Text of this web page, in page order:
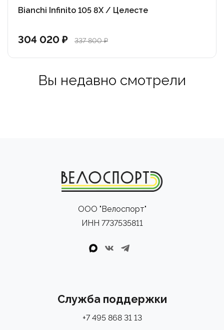
Bianchi Infinito 105 8X / Целесте
304 020 ₽ 337 800 ₽
Вы недавно смотрели
ООО "Велоспорт"
ИНН 7737535811
Служба поддержки
+7 495 868 31 13